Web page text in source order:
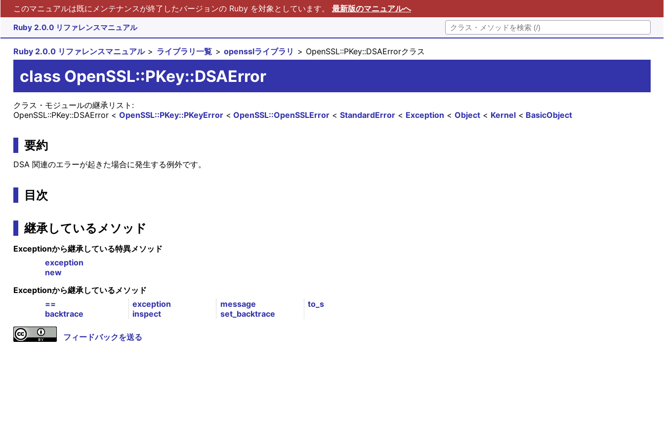
このマニュアルは既にメンテナンスが終了したバージョンの Ruby を対象としています。 最新版のマニュアルへ
Ruby 2.0.0 リファレンスマニュアル
Ruby 2.0.0 リファレンスマニュアル ライブラリ一覧 opensslライブラリ OpenSSL::PKey::DSAErrorクラス
class OpenSSL::PKey::DSAError
クラス・モジュールの継承リスト:
BasicObject
Kernel
Object
Exception
StandardError
OpenSSL::OpenSSLError
OpenSSL::PKey::PKeyError
OpenSSL::PKey::DSAError
要約
DSA 関連のエラーが起きた場合に発生する例外です。
目次
継承しているメソッド
Exceptionから継承している特異メソッド
exception
new
Exceptionから継承しているメソッド
==
backtrace
exception
inspect
message
set_backtrace
to_s
フィードバックを送る